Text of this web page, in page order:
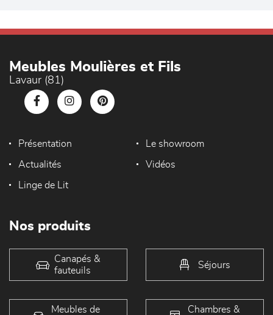
Meubles Moulières et Fils
Lavaur (81)
Présentation Le showroom
Actualités Vidéos
Linge de Lit
Nos produits
Canapés &
fauteuils
Séjours
Meubles de
Chambres &